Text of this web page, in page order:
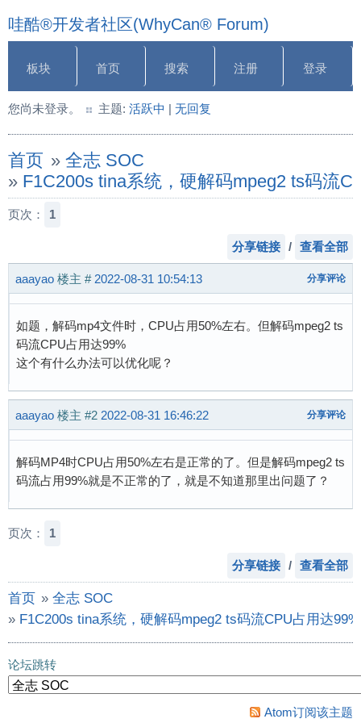
哇酷®开发者社区(WhyCan® Forum)
板块 首页 搜索 注册 登录
您尚未登录。 主题: 活跃中 | 无回复
首页 » 全志 SOC
» F1C200s tina系统，硬解码mpeg2 ts码流
页次： 1
分享链接 / 查看全部
aaayao 楼主 # 2022-08-31 10:54:13 分享评论
如题，解码mp4文件时，CPU占用50%左右。但解码mpeg2 ts
码流CPU占用达99%
这个有什么办法可以优化呢？
aaayao 楼主 #2 2022-08-31 16:46:22 分享评论
解码MP4时CPU占用50%左右是正常的了。但是解码mpeg2 ts
码流占用99%就是不正常的了，就是不知道那里出问题了？
页次： 1
分享链接 / 查看全部
首页 » 全志 SOC
» F1C200s tina系统，硬解码mpeg2 ts码流CPU占用达99%
论坛跳转
Atom订阅该主题